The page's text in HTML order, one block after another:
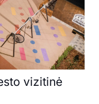
vizitinė